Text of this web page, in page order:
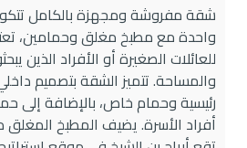
شقة مفروشة ومجهزة بالكامل
واحدة مع مطبخ مغلق وحمامين،
للعائلات الصغيرة أو الأفراد الذين
والمساحة. تتميز الشقة بتصميم
رئيسية وحمام خاص، بالإضافة إلى
أفراد الأسرة. يضيف المطبخ